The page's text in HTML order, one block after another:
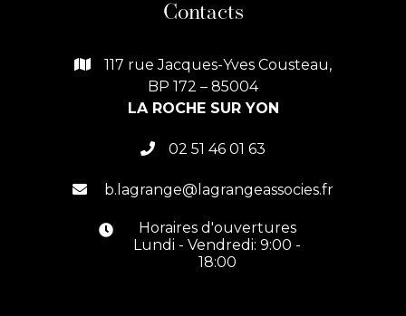
Contacts

117 rue Jacques-Yves Cousteau,
BP 172 – 85004
LA ROCHE SUR YON
 02 51 46 01 63
 b.lagrange@lagrangeassocies.fr

Horaires d'ouvertures
Lundi - Vendredi: 9:00 -
18:00